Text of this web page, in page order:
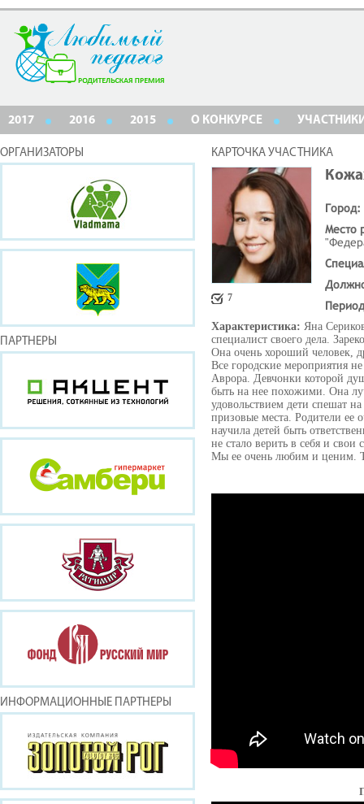
2017 2016 2015 О КОНКУРСЕ
ОРГАНИЗАТОРЫ
ПАРТНЕРЫ
ИНФОРМАЦИОННЫЕ ПАРТНЕРЫ
КАРТОЧКА УЧАСТНИКА
7
Город:
Место
Характеристика: Яна
специалист своего дела.
Она очень хороший человек,
Все городские мероприятия
Аврора. Девчонки которой
быть на нее похожими. Она
удовольствием дети спешат
призовые места. Родители ее
научила детей быть
не стало верить в себя и
Мы ее очень любим и ценим.